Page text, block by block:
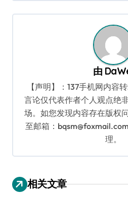
导
由
【声明】：137手机网内容
言论仅代表作者个人观点绝
场。如您发现内容存在版权
至邮箱：
理。
相关文章